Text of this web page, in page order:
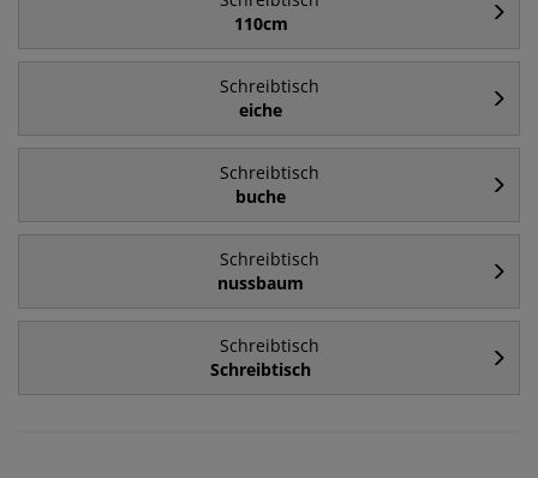
110cm
Schreibtisch
eiche
Schreibtisch
buche
Schreibtisch
nussbaum
Schreibtisch
Schreibtisch